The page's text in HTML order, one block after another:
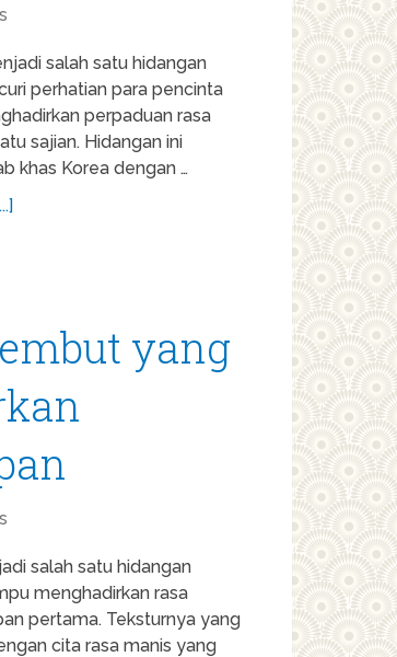
salah satu hidangan
perhatian para pencinta
perpaduan rasa
sajian. Hidangan ini
khas Korea dengan …
yang
salah satu hidangan
menghadirkan rasa
pertama. Teksturnya yang
cita rasa manis yang